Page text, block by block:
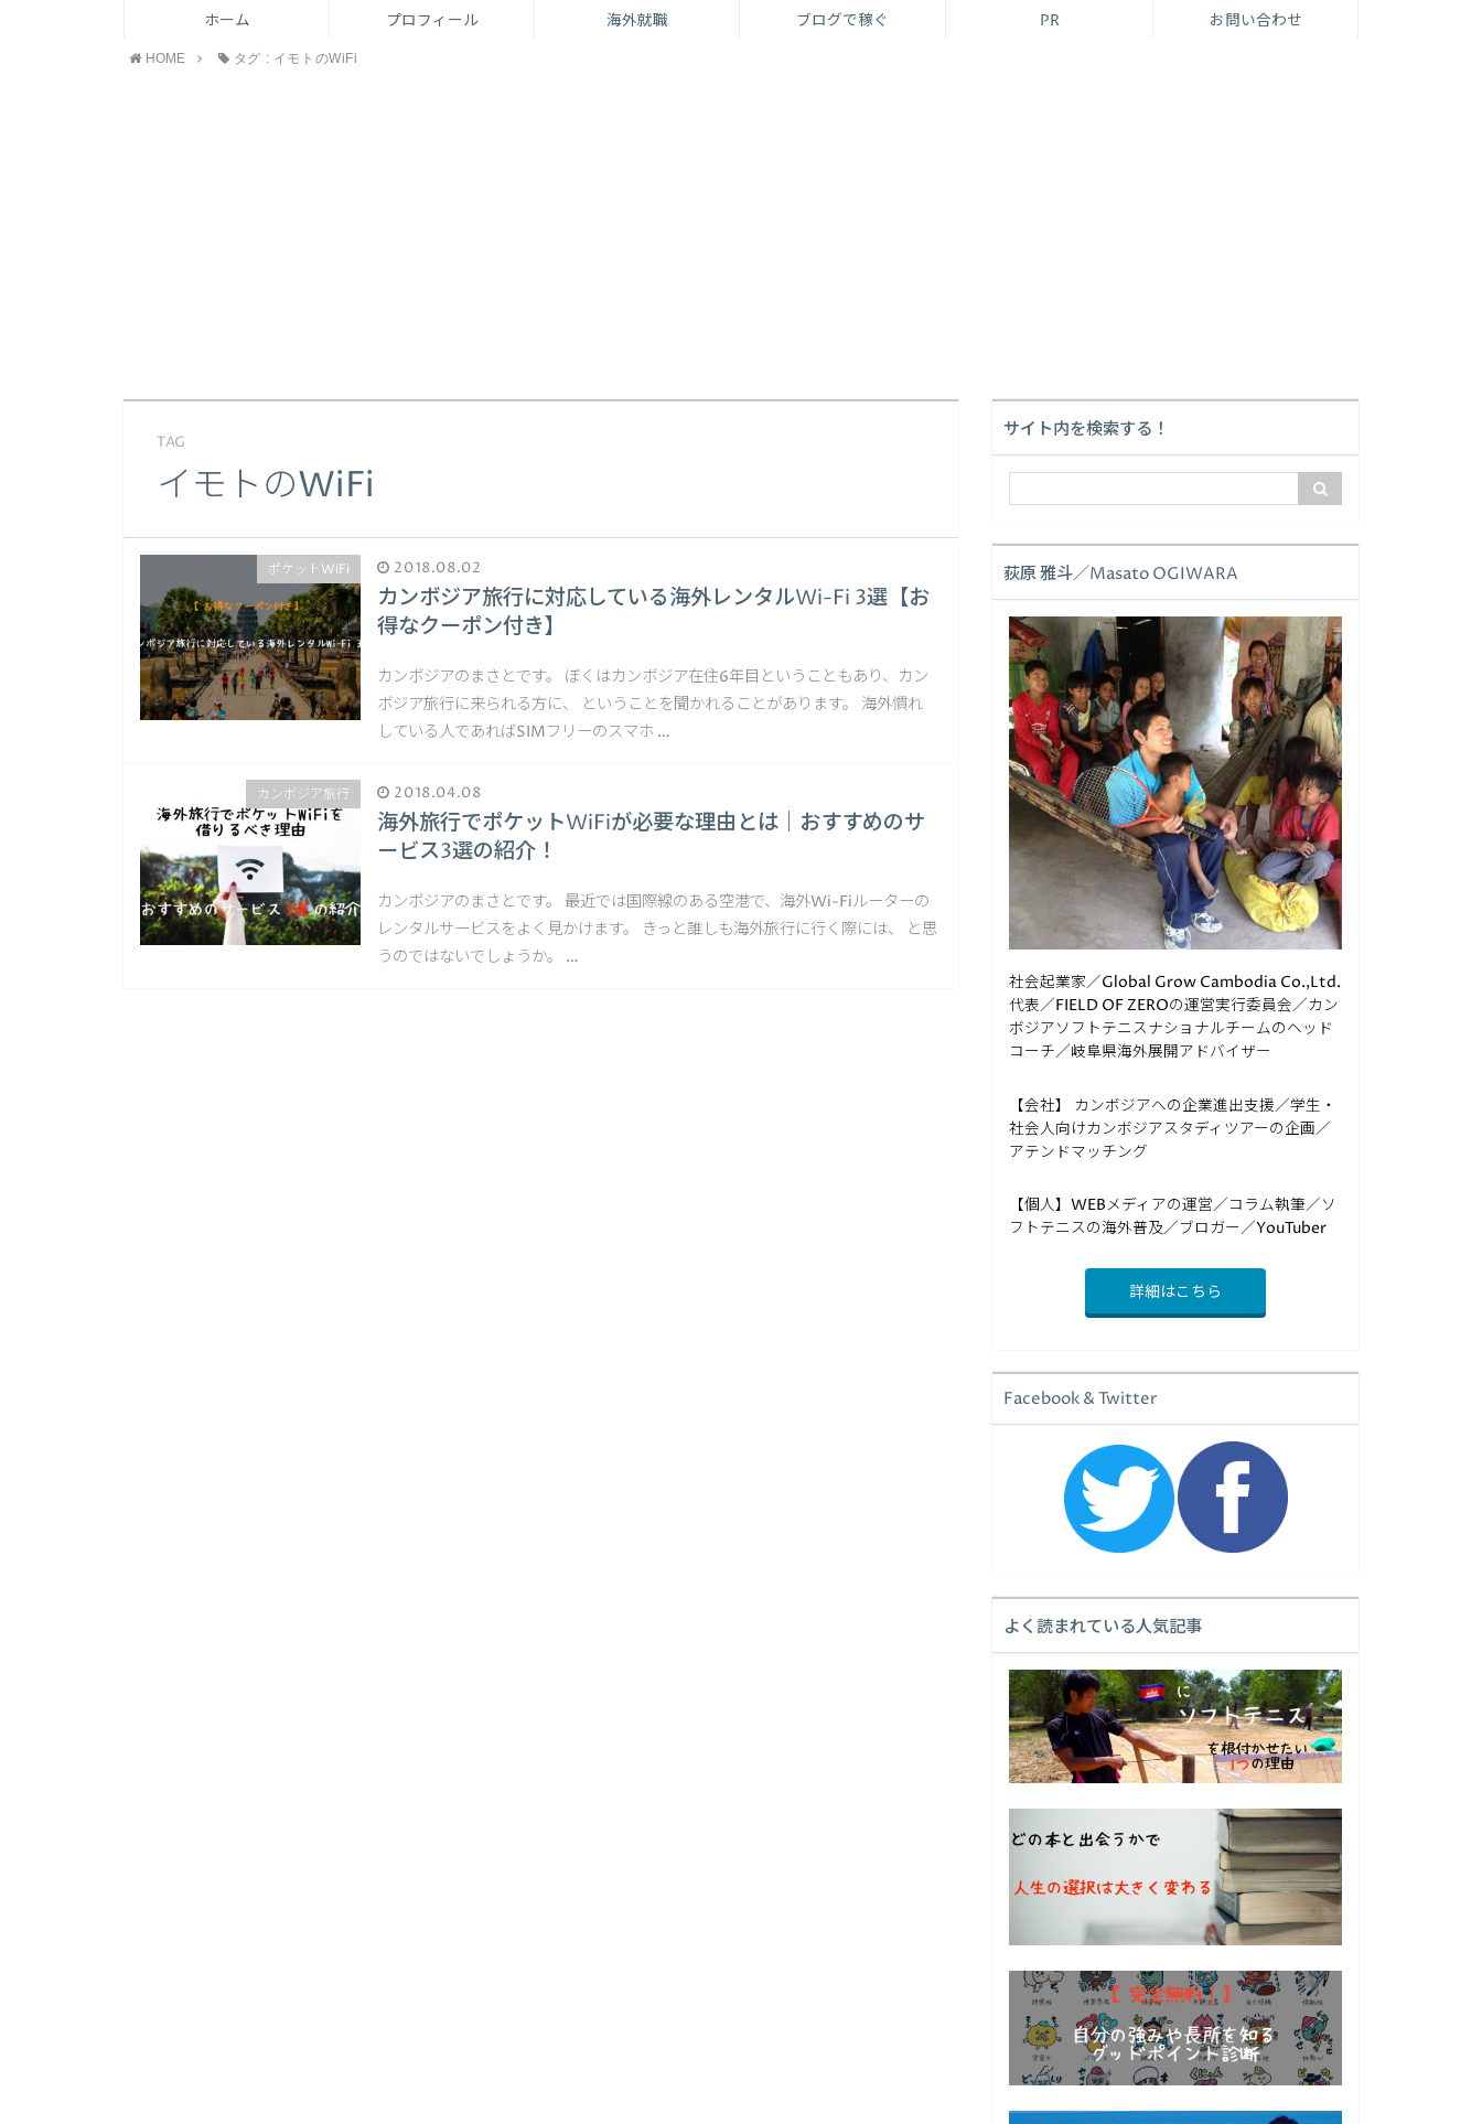
ホーム プロフィール 海外就職 ブログで稼ぐ PR お問い合わせ
HOME タグ : イモトのWiFi
TAG
イモトのWiFi
ポケットWiFi 2018.08.02
カンボジア旅行に対応している海外レンタルWi-Fi 3選【お
得なクーポン付き】
カンボジアのまさとです。 ぼくはカンボジア在住6年目ということもあり、カン
ボジア旅行に来られる方に、 ということを聞かれることがあります。 海外慣れ
している人であればSIMフリーのスマホ …
カンボジア旅行 2018.04.08
海外旅行でポケットWiFiが必要な理由とは｜おすすめのサ
ービス3選の紹介！
カンボジアのまさとです。 最近では国際線のある空港で、海外Wi-Fiルーターの
レンタルサービスをよく見かけます。 きっと誰しも海外旅行に行く際には、 と思
うのではないでしょうか。 …
サイト内を検索する！
荻原 雅斗／Masato OGIWARA
社会起業家／Global Grow Cambodia Co.,Ltd.
代表／FIELD OF ZEROの運営実行委員会／カン
ボジアソフトテニスナショナルチームのヘッド
コーチ／岐阜県海外展開アドバイザー
【会社】 カンボジアへの企業進出支援／学生・
社会人向けカンボジアスタディツアーの企画／
アテンドマッチング
【個人】WEBメディアの運営／コラム執筆／ソ
フトテニスの海外普及／ブロガー／YouTuber
詳細はこちら
Facebook & Twitter
よく読まれている人気記事